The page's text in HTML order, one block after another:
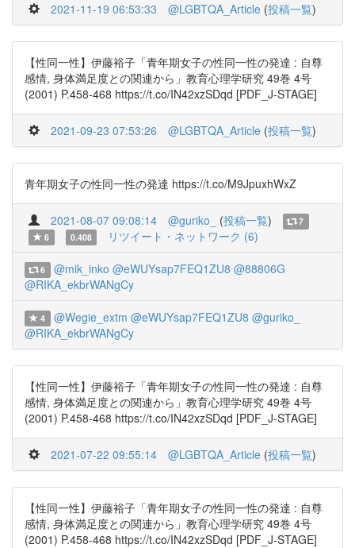
2021-11-19 06:53:33 @LGBTQA_Article (投稿一覧)
【性同一性】伊藤裕子「青年期女子の性同一性の発達 : 自尊
感情, 身体満足度との関連から」教育心理学研究 49巻 4号
(2001) P.458-468 https://t.co/IN42xzSDqd [PDF_J-STAGE]
2021-09-23 07:53:26 @LGBTQA_Article (投稿一覧)
青年期女子の性同一性の発達 https://t.co/M9JpuxhWxZ
2021-08-07 09:08:14 @guriko_ (投稿一覧)
7
6
0.408 リツイート・ネットワーク (6)
6 @mik_inko @eWUYsap7FEQ1ZU8 @88806G
@RIKA_ekbrWANgCy
4 @Wegie_extm @eWUYsap7FEQ1ZU8 @guriko_
@RIKA_ekbrWANgCy
【性同一性】伊藤裕子「青年期女子の性同一性の発達 : 自尊
感情, 身体満足度との関連から」教育心理学研究 49巻 4号
(2001) P.458-468 https://t.co/IN42xzSDqd [PDF_J-STAGE]
2021-07-22 09:55:14 @LGBTQA_Article (投稿一覧)
【性同一性】伊藤裕子「青年期女子の性同一性の発達 : 自尊
感情, 身体満足度との関連から」教育心理学研究 49巻 4号
(2001) P.458-468 https://t.co/IN42xzSDqd [PDF_J-STAGE]